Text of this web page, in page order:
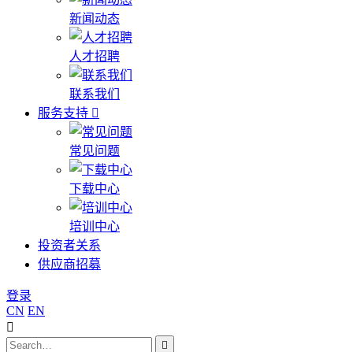
新闻动态
人才招聘
联系我们
服务支持
常见问题
下载中心
培训中心
投资者关系
供应商招募
登录
CN EN